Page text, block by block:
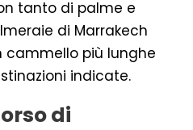
tanto di palme e
di Marrakech
più lunghe
indicate.
di